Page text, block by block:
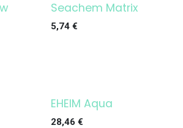
Seachem Matrix
5,74€
¡OFERTA!
EHEIM Aqua
28,46 €